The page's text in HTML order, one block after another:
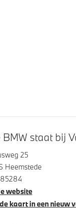
Access met Digital
stoelen voor en
BMW staat bij
25
Heemstede
website
kaart in een nieuw